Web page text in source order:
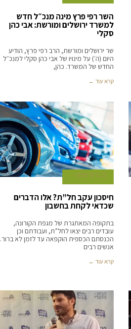
השר רפי פרץ מינה מנכ״ל חדש
למשרד ירושלים ומורשת: אבי כהן
סקלי
שר ירושלים ומורשת, הרב רפי פרץ, הודיע
היום (ה׳) על מינויו של אבי כהן סקלי למנכ״ל
החדש של המשרד. כהן,
קרא עוד ←
23 ביוני 2020
חיסכון עקב חל”ת? אלו הדברים
שכדאי לקחת בחשבון
בתקופה המאתגרת של מגפת הקורונה,
עובדים רבים יצאו לחל”ת, ועבודתם וכן
הכנסתם הכספית הוקפאה עד לזמן לא ברור.
אנשים רבים
קרא עוד ←